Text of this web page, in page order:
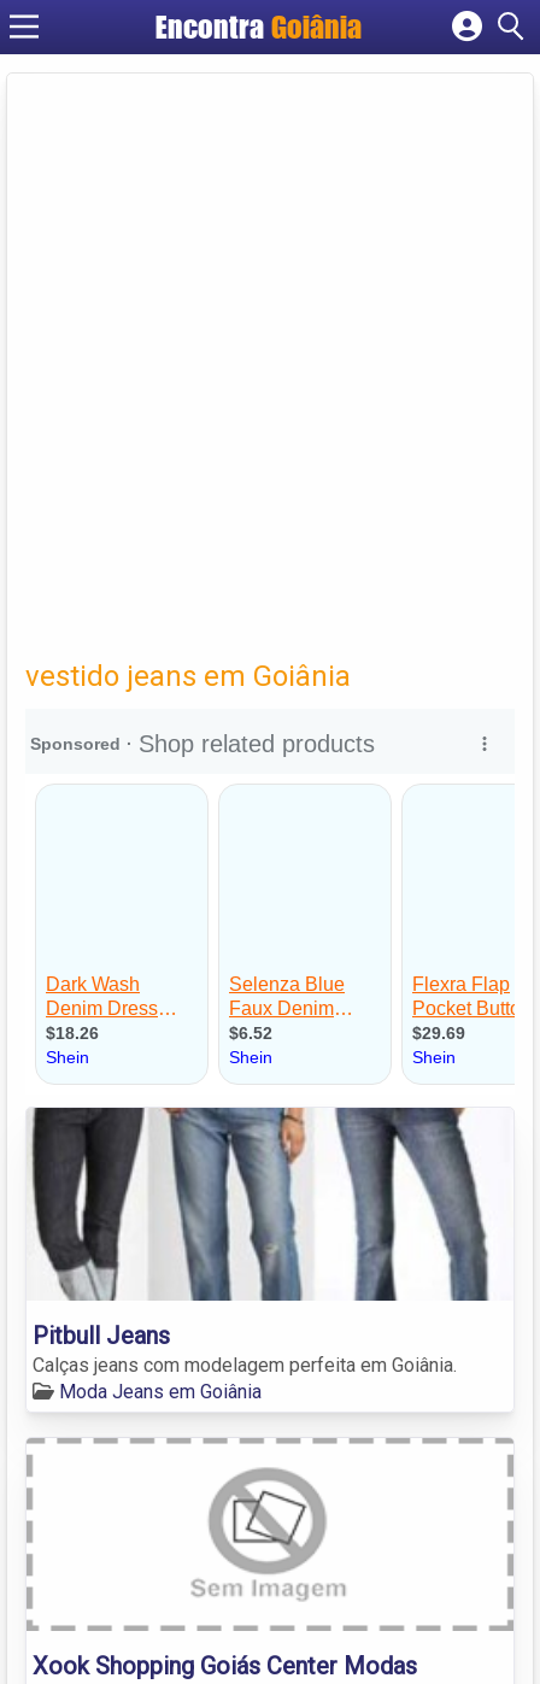
Encontra Goiânia
Cadastrar empresa
vestido jeans em Goiânia
Pitbull Jeans
Calças jeans com modelagem perfeita em Goiânia.
Moda Jeans em Goiânia
Xook Shopping Goiás Center Modas